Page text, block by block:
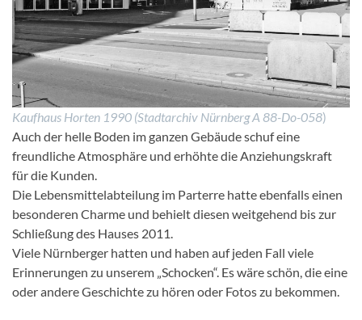
Kaufhaus Horten 1990 (Stadtarchiv Nürnberg A 88-Do-058)
Auch der helle Boden im ganzen Gebäude schuf eine
freundliche Atmosphäre und erhöhte die Anziehungskraft
für die Kunden.
Die Lebensmittelabteilung im Parterre hatte ebenfalls einen
besonderen Charme und behielt diesen weitgehend bis zur
Schließung des Hauses 2011.
Viele Nürnberger hatten und haben auf jeden Fall viele
Erinnerungen zu unserem „Schocken“. Es wäre schön, die eine
oder andere Geschichte zu hören oder Fotos zu bekommen.